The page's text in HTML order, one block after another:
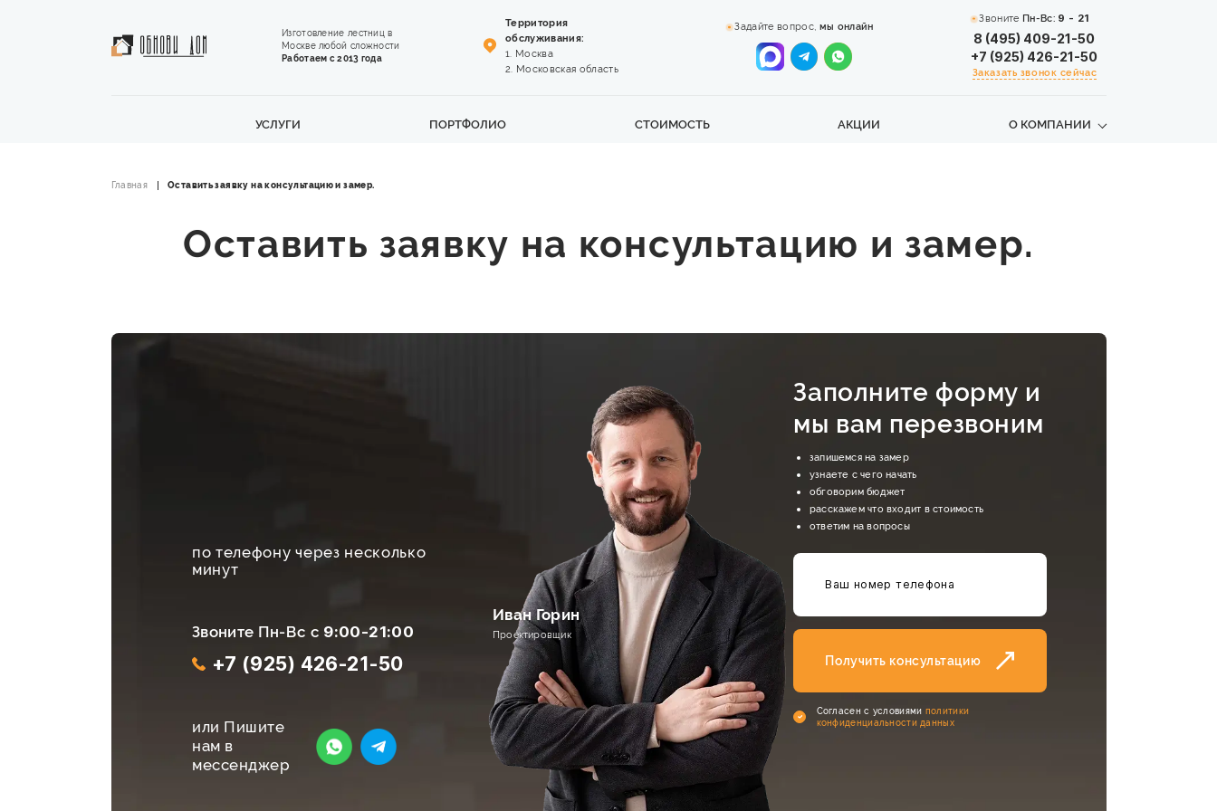
Изготовление лестниц в
Москве любой сложности
Работаем с 2013 года
Территория
обслуживания:
1. Москва
2. Московская область
Задайте вопрос, мы онлайн
Звоните Пн-Вс: 9 - 21
8 (495) 409-21-50
+7 (925) 426-21-50
Заказать звонок сейчас
УСЛУГИ ПОРТФОЛИО СТОИМОСТЬ АКЦИИ О КОМПАНИИ
Главная Оставить заявку на консультацию и замер.
Оставить заявку на консультацию и замер.
по телефону через несколько
минут
Звоните Пн-Вс с 9:00-21:00
+7 (925) 426-21-50
или Пишите
нам в
мессенджер
Заполните форму и
мы вам перезвоним
запишемся на замер
узнаете с чего начать
обговорим бюджет
расскажем что входит в стоимость
ответим на вопросы
Получить консультацию
Cогласен с условиями политики
конфиденциальности данных
Иван Горин
Проектировщик